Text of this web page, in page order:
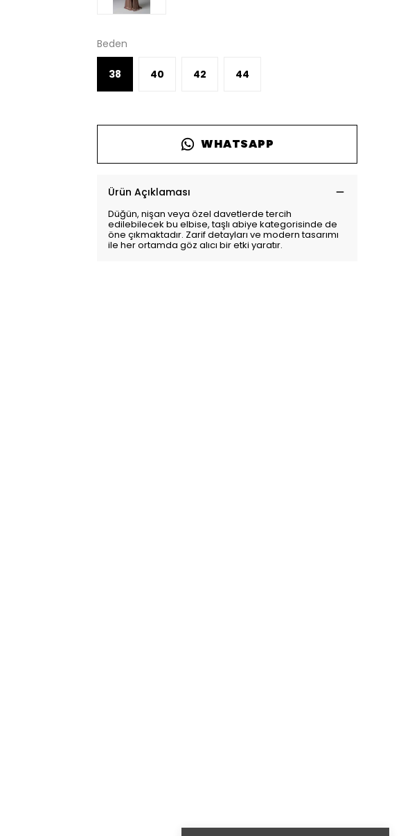
Beden
38 40 42 44
WHATSAPP
Ürün Açıklaması
Düğün, nişan veya özel davetlerde tercih
edilebilecek bu elbise, taşlı abiye kategorisinde de
öne çıkmaktadır. Zarif detayları ve modern tasarımı
ile her ortamda göz alıcı bir etki yaratır.